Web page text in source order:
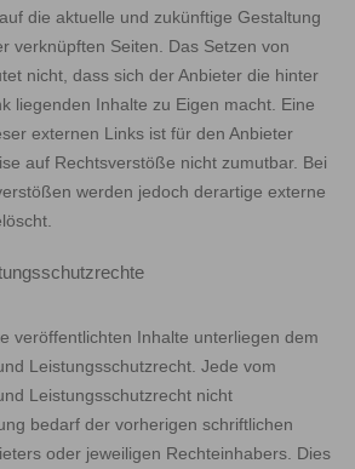
die aktuelle und zukünftige Gestaltung
verknüpften Seiten. Das Setzen von
nicht, dass sich der Anbieter die hinter
liegenden Inhalte zu Eigen macht. Eine
externen Links ist für den Anbieter
auf Rechtsverstöße nicht zumutbar. Bei
werden jedoch derartige externe
veröffentlichten Inhalte unterliegen dem
Leistungsschutzrecht. Jede vom
Leistungsschutzrecht nicht
bedarf der vorherigen schriftlichen
oder jeweiligen Rechteinhabers. Dies